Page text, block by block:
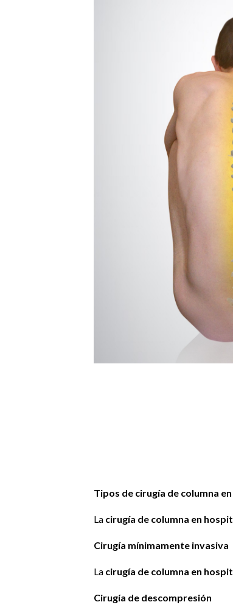
Tipos de cirugía de columna
La cirugía de columna en
Cirugía mínimamente invasiva
La cirugía de columna en
Cirugía de descompresión